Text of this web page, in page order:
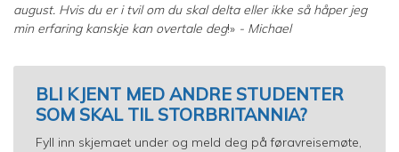
august. Hvis du er i tvil om du skal delta eller ikke så håper jeg
min erfaring kanskje kan overtale deg!» - Michael
BLI KJENT MED ANDRE STUDENTER
SOM SKAL TIL STORBRITANNIA?
Fyll inn skjemaet under og meld deg på føravreisemøte,